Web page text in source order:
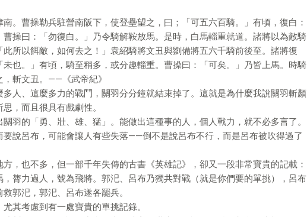
。曹操勒兵駐營南阪下，使登壘望之，曰；「可五六百騎。」有頃，復白：
曹操曰：「勿復白。」乃令騎解鞍放馬。是時，白馬輜重就道。諸將以為敵騎
所以餌敵，如何去之！」袁紹騎將文丑與劉備將五六千騎前後至。諸將復
也。」有頃，騎至稍多，或分趣輜重。曹操曰：「可矣。」乃皆上馬。時騎
斬文丑。——《武帝紀》
人、這麼多力的戰鬥，關羽分分鐘就結束掉了。這就是為什麼我說關羽斬顏
，而且很具有戲劇性。
羽的「勇、壯、雄、猛」。能做出這種事的人，個人戰力，就不必多言了。
說呂布，可能會讓人有些失落——倒不是說呂布不行，而是呂布被吹得過了
，也不多，但一部千年失傳的古書《英雄記》，卻又一段非常寶貴的記載：
膂力過人，號為飛將。郭汜、呂布乃獨共對戰（就是你們要的單挑），呂布
郭汜，郭汜、呂布遂各罷兵。
其考慮到有一處寶貴的單挑記錄。